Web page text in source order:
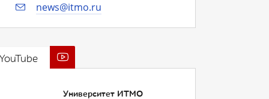
news@itmo.ru
Университет ИТМО